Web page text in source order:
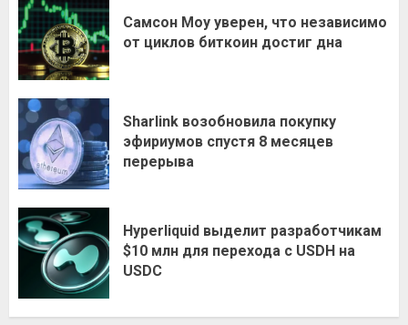
Самсон Моу уверен, что независимо
от циклов биткоин достиг дна
Sharlink возобновила покупку
эфириумов спустя 8 месяцев
перерыва
Hyperliquid выделит разработчикам
$10 млн для перехода с USDH на
USDC